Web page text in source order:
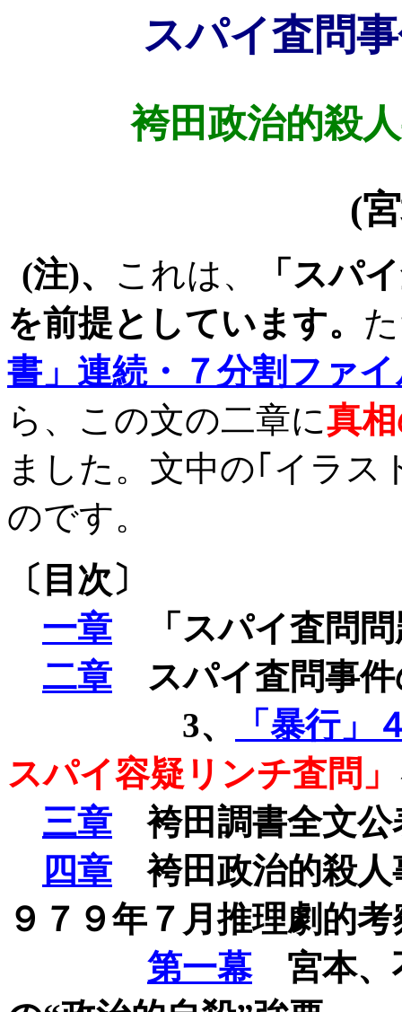
スパイ査問
袴田政治的殺
(
(注)、 これは、
「スパ
を前提としています。
書」連続・７分割ファ
ら、この文の二章に真
ました。文中の｢イラス
のです。
〔目次〕
一章 「スパイ査問問
二章 スパイ査問事件
3、
「暴行」
スパイ容疑リンチ査問」
三章 袴田調書全文公
四章 袴田政治的殺
９７９年７月推理劇的考
第一幕宮本、